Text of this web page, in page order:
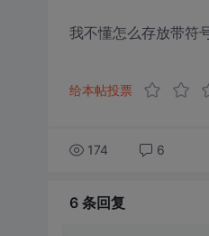
我不懂怎么存放带符
给本帖投票
174 6
6 条回复